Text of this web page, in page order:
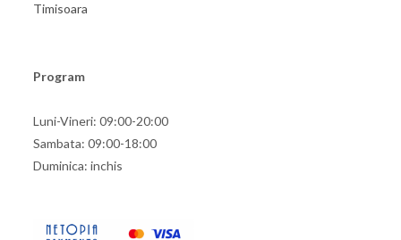
Timisoara
Program
Luni-Vineri: 09:00-20:00
Sambata: 09:00-18:00
Duminica: inchis